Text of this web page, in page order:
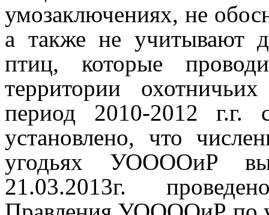
умозаключениях, не
а также не учитывают
птиц, которые
территории
период 2010-2012 г.г.
установлено, что
угодьях УООООиР
21.03.2013г.